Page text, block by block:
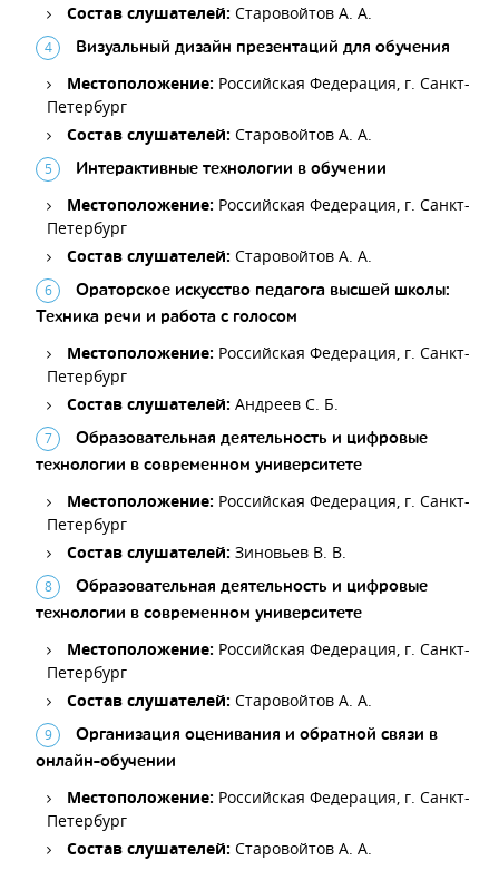
Состав слушателей:Старовойтов А. А.
Визуальный дизайн презентаций для обучения
Местоположение: Российская Федерация, г. Санкт-
Петербург
Состав слушателей:Старовойтов А. А.
Интерактивные технологии в обучении
Местоположение: Российская Федерация, г. Санкт-
Петербург
Состав слушателей:Старовойтов А. А.
Ораторское искусство педагога высшей школы:
Техника речи и работа с голосом
Местоположение: Российская Федерация, г. Санкт-
Петербург
Состав слушателей:Андреев С. Б.
Образовательная деятельность и цифровые
технологии в современном университете
Местоположение: Российская Федерация, г. Санкт-
Петербург
Состав слушателей:Зиновьев В. В.
Образовательная деятельность и цифровые
технологии в современном университете
Местоположение: Российская Федерация, г. Санкт-
Петербург
Состав слушателей:Старовойтов А. А.
Организация оценивания и обратной связи в
онлайн-обучении
Местоположение: Российская Федерация, г. Санкт-
Петербург
Состав слушателей:Старовойтов А. А.